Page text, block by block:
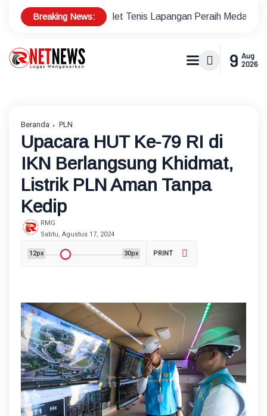
Breaking News:
Atlet Tenis Lapangan Peraih Medali di Ajang Porprov
9 Aug
2026
Beranda PLN
Upacara HUT Ke-79 RI di
IKN Berlangsung Khidmat,
Listrik PLN Aman Tanpa
Kedip
RMG
Sabtu, Agustus 17, 2024
12px 30px PRINT